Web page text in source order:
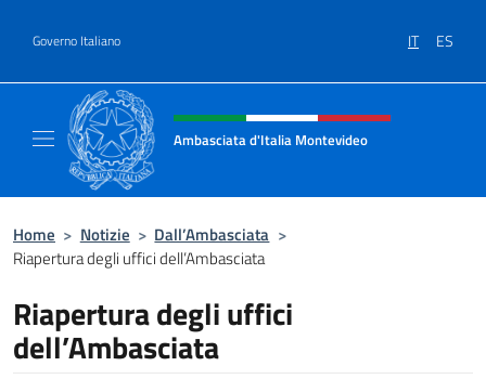
Governo Italiano IT ES
Intestazione sito, social e menù
Ambasciata d'Italia Montevideo
Home > Notizie > Dall’Ambasciata >
Riapertura degli uffici dell’Ambasciata
Riapertura degli uffici
dell’Ambasciata